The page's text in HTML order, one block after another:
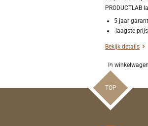
PRODUCTLAB
5 jaar
laagste
Bekijk details
In winkelwagen
TOP